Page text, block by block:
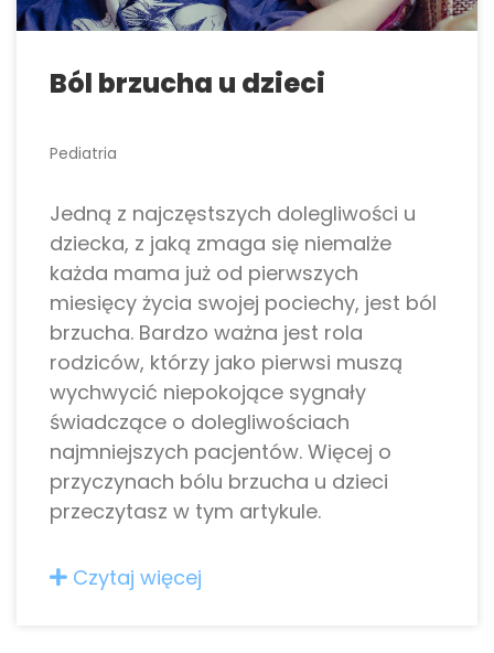
Ból brzucha u dzieci
Pediatria
Jedną z najczęstszych dolegliwości u
dziecka, z jaką zmaga się niemalże
każda mama już od pierwszych
miesięcy życia swojej pociechy, jest ból
brzucha. Bardzo ważna jest rola
rodziców, którzy jako pierwsi muszą
wychwycić niepokojące sygnały
świadczące o dolegliwościach
najmniejszych pacjentów. Więcej o
przyczynach bólu brzucha u dzieci
przeczytasz w tym artykule.
Czytaj więcej